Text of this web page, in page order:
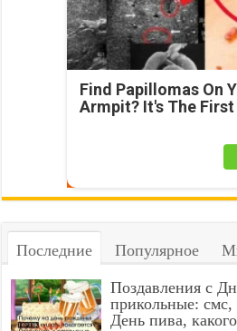
Find Papillomas On
Armpit? It's The
Последние Популярное
Поздавления с
прикольные:
День пива,